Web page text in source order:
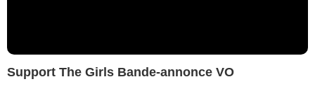
Support The Girls Bande-annonce VO